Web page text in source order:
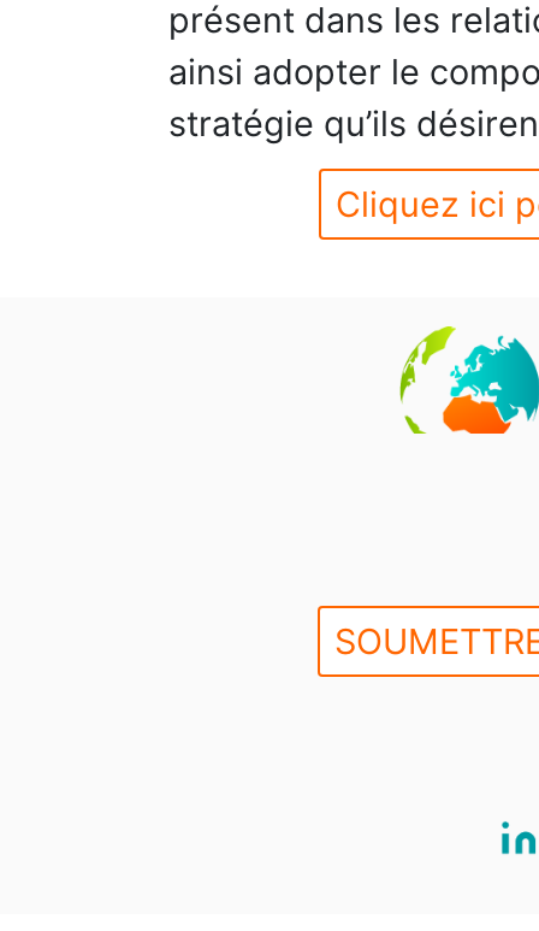
présent dans les
ainsi adopter le
stratégie qu’ils
Cliquez ici